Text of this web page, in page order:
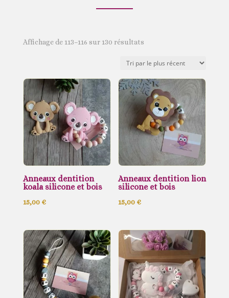
Affichage de 113–116 sur 130 résultatsTrié
plus
récent
au
plus
ancien
Anneaux dentition
koala silicone et bois
15,00 €
Anneaux dentition lion
silicone et bois
15,00 €